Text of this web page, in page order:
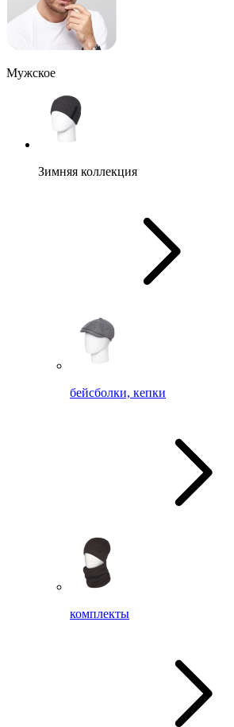
Мужское
Зимняя коллекция
бейсболки, кепки
комплекты